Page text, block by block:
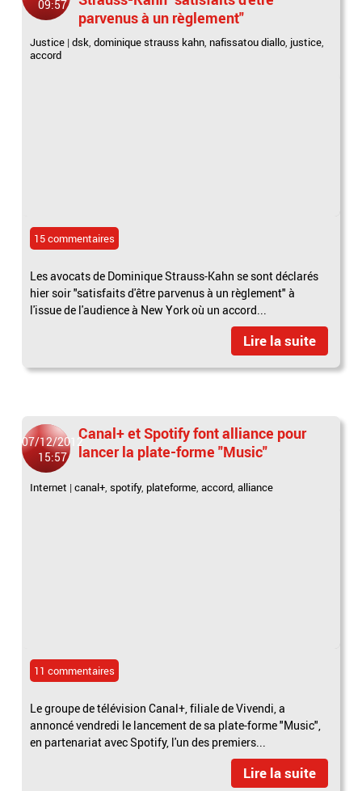
09:57
parvenus à un règlement"
Justice |dsk,dominique strauss kahn, nafissatou diallo, justice,
accord
15 commentaires
Les avocats de Dominique Strauss-Kahn se sont déclarés
hier soir "satisfaits d'être parvenus à un règlement" à
l'issue de l'audience à New York où un accord...
Lire la suite
07/12/2012
15:57
Canal+ et Spotify font alliance pour
lancer la plate-forme "Music"
Internet |canal+,spotify, plateforme,accord,alliance
11 commentaires
Le groupe de télévision Canal+, filiale de Vivendi, a
annoncé vendredi le lancement de sa plate-forme "Music",
en partenariat avec Spotify, l'un des premiers...
Lire la suite